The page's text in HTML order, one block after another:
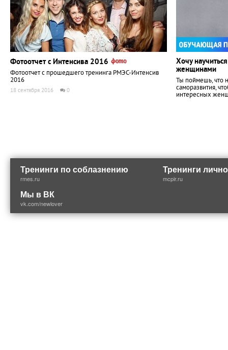
Фотоотчет с Интенсива 2016
Фотоотчет с прошедшего тренинга РМЭС-Интенсив
2016
18 сентября 2016 0
Хочу
женщинами
Ты поймешь, что
саморазвития,
интересных
Тренинги по соблазнению
rmes.ru
Тренинги
mcpir.ru
Мы в ВК
vk.com/newlover